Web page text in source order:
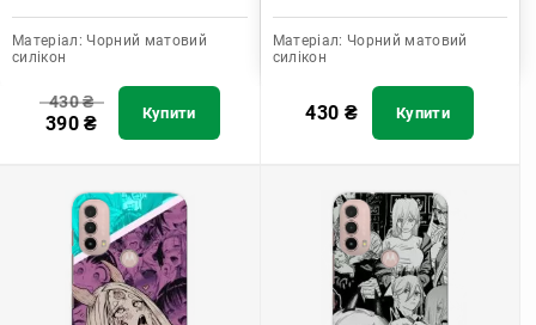
Матеріал: Чорний матовий
силікон
430₴
390₴ Купити
Матеріал: Чорний матовий
силікон
430 ₴ Купити